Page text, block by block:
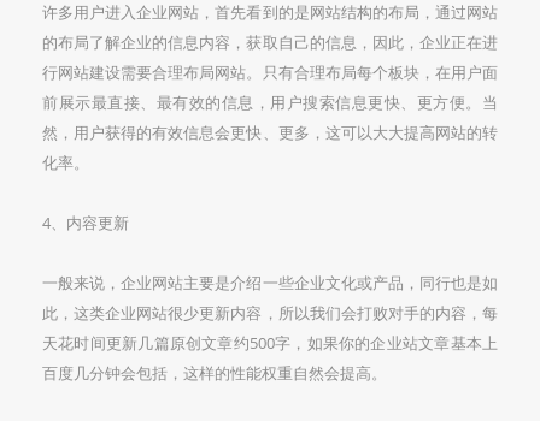
许多用户进入企业网站，首先看到的是网站结构的布局，通过网站
的布局了解企业的信息内容，获取自己的信息，因此，企业正在进
行网站建设需要合理布局网站。只有合理布局每个板块，在用户面
前展示最直接、最有效的信息，用户搜索信息更快、更方便。当
然，用户获得的有效信息会更快、更多，这可以大大提高网站的转
化率。
4、内容更新
一般来说，企业网站主要是介绍一些企业文化或产品，同行也是如
此，这类企业网站很少更新内容，所以我们会打败对手的内容，每
天花时间更新几篇原创文章约500字，如果你的企业站文章基本上
百度几分钟会包括，这样的性能权重自然会提高。